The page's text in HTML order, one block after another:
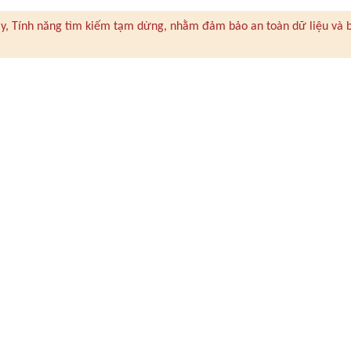
Tính năng tìm kiếm tạm dừng, nhằm đảm bảo an toàn dữ liệu và